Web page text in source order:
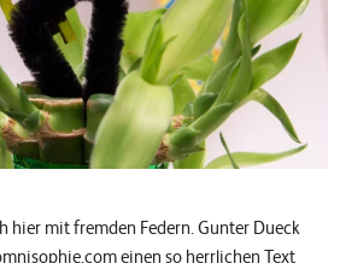
U
n
t
e
r
e
hier mit fremden Federn. Gunter Dueck
einen so herrlichen Text